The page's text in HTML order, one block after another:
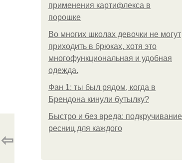
применения картифлекса в
порошке
Во многих школах девочки не могут
приходить в брюках, хотя это
многофункциональная и удобная
одежда.
Фан 1: ты был рядом, когда в
Брендона кинули бутылку?
Быстро и без вреда: подкручивание
ресниц для каждого
⇦